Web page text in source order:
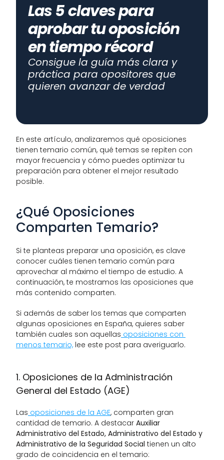
Las 5 claves para
aprobar tu oposición
en tiempo récord
Consigue la guía más clara y
práctica para opositores que
quieren avanzar de verdad
En este artículo, analizaremos qué oposiciones
tienen temario común, qué temas se repiten con
mayor frecuencia y cómo puedes optimizar tu
preparación para obtener el mejor resultado
posible.
¿Qué Oposiciones
Comparten Temario?
Si te planteas preparar una oposición, es clave
conocer cuáles tienen temario común para
aprovechar al máximo el tiempo de estudio. A
continuación, te mostramos las oposiciones que
más contenido comparten.
Si además de saber los temas que comparten
algunas oposiciones en España, quieres saber
también cuales son aquellas oposiciones con
menos temario, lee este post para averiguarlo.
1. Oposiciones de la Administración
General del Estado (AGE)
Las oposiciones de la AGE, comparten gran
cantidad de temario. A destacar Auxiliar
Administrativo del Estado, Administrativo del Estado y
Administrativo de la Seguridad Social tienen un alto
grado de coincidencia en el temario: